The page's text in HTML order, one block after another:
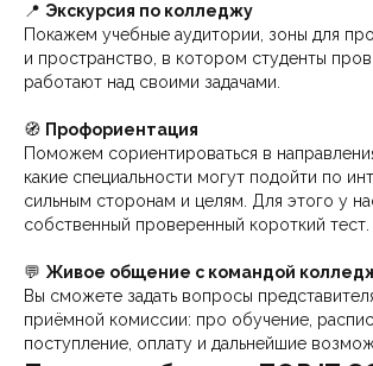
📍 Экскурсия по колледжу
Покажем учебные аудитории, зоны для
и пространство, в котором студенты
работают над своими задачами.
🧭 Профориентация
Поможем сориентироваться в
какие специальности могут подойти по
сильным сторонам и целям. Для этого у
собственный проверенный короткий тест.
💬 Живое общение с командой
Вы сможете задать вопросы
приёмной комиссии: про обучение,
поступление, оплату и дальнейшие